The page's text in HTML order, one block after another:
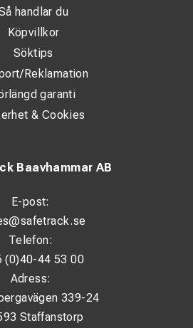
skyddsringar.
Baavhammar AB
E-post:
Telefon:
(0)40-44 53 00
Adress:
339-24
Staffanstorp
handlar du
Köpvillkor
Söktips
Reklamation
garanti
& Cookies